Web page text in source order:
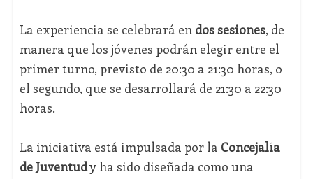
La experiencia se celebrará en dos sesiones, de
manera que los jóvenes podrán elegir entre el
primer turno, previsto de 20:30 a 21:30 horas, o
el segundo, que se desarrollará de 21:30 a 22:30
horas.
La iniciativa está impulsada por la Concejalía
de Juventudy ha sido diseñada como una